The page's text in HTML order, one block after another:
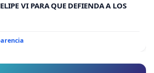
VI PARA QUE DEFIENDA A LOS